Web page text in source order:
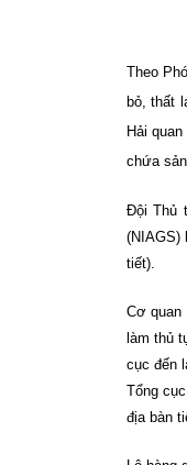
Theo
bỏ, thất
Hải
chứa
Đội Thủ
(NIAGS)
tiết).
Cơ quan
làm thủ
cục đến
Tổng
địa bàn